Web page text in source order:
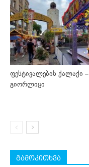
ფესტივალების ქალაქი –
გიორლიცი
გამოკითხვა